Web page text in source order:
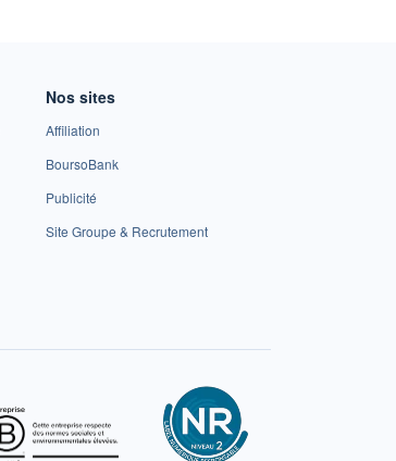
Nos sites
Affiliation
BoursoBank
Publicité
Site Groupe & Recrutement